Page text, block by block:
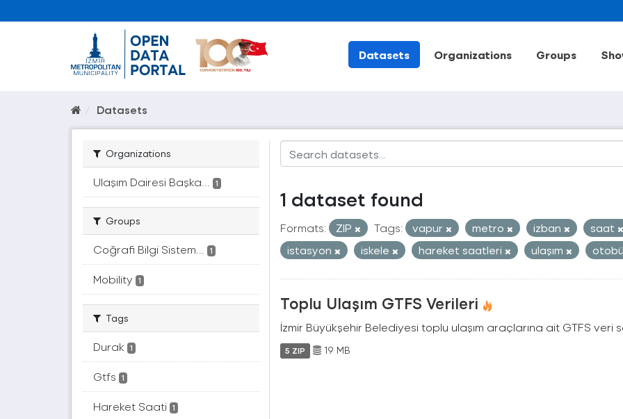
Datasets Organizations Groups
Datasets
Organizations
Ulaşım Dairesi Başka... 1
Groups
Coğrafi Bilgi Sistem... 1
Mobility 1
Tags
Durak 1
Gtfs 1
Hareket Saati 1
1 dataset found
Formats: ZIP Tags: vapur metro izban
saat
istasyon
iskele hareket saatleri ulaşım
Toplu Ulaşım GTFS Verileri
İzmir Büyükşehir Belediyesi toplu ulaşım araçlarına ait GTFS veri
5 ZIP 19 MB